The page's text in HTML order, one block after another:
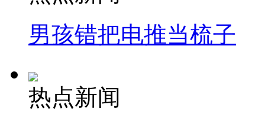
男孩错把电推当梳子
热点新闻